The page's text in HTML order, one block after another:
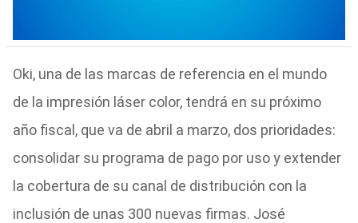
Oki, una de las marcas de referencia en el mundo
de la impresión láser color, tendrá en su próximo
año fiscal, que va de abril a marzo, dos prioridades:
consolidar su programa de pago por uso y extender
la cobertura de su canal de distribución con la
inclusión de unas 300 nuevas firmas. José